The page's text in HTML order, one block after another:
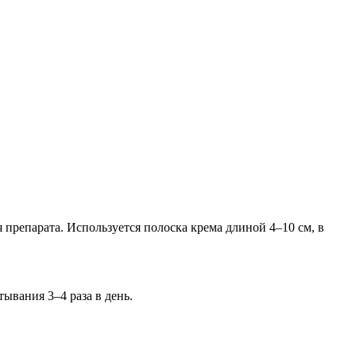
Используется полоска крема длиной 4–10 см, в
3–4 раза в день.